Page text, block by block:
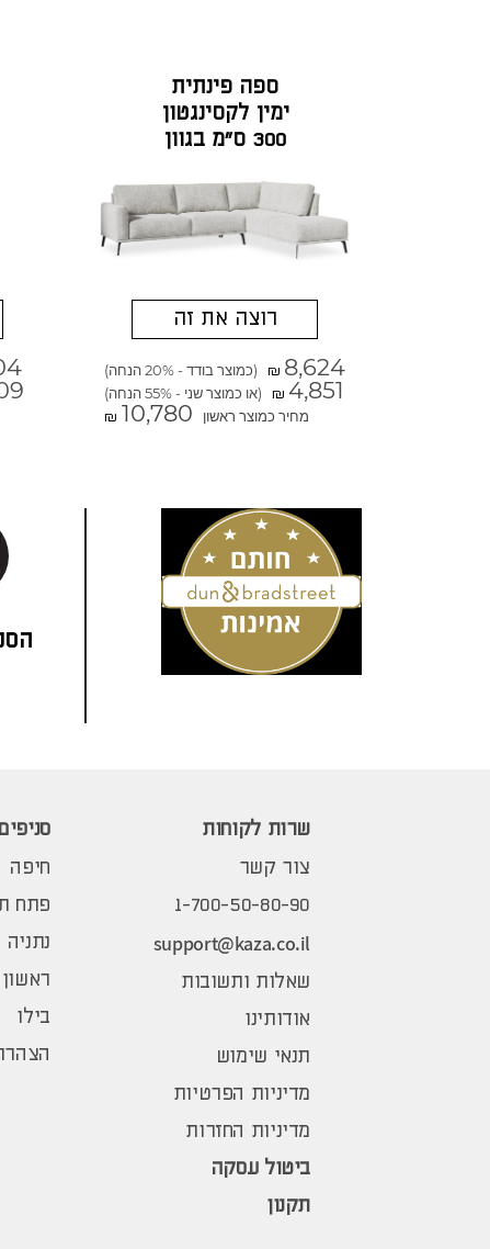
ספה פינתית
ימין לקסינגטון
300 ס"מ בגוון
רוצה את זה
₪ 8,624 (כמוצר בודד - 20% הנחה)
₪ 4,851
(או כמוצר שני - 55% הנחה)
מחיר כמוצר ראשון
₪ 10,780
שרות לקוחות
צור קשר
1-700-50-80-90
support@kaza.co.il
שאלות ותשובות
אודותינו
תנאי שימוש
מדיניות הפרטיות
מדיניות החזרות
ביטול עסקה
תקנון
סניפים
חיפה
פתח
נתניה
ראשון
בילו